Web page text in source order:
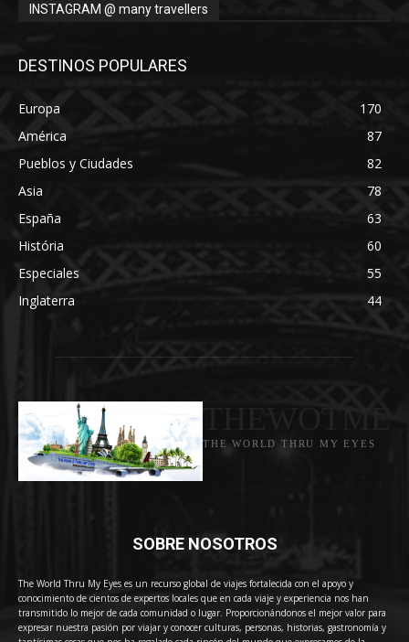
INSTAGRAM @ many travellers
DESTINOS POPULARES
Europa
170
América
87
Pueblos y Ciudades
82
Asia
78
España
63
História
60
Especiales
55
Inglaterra
44
THE WORLD THRU MY EYES
SOBRE NOSOTROS
The World Thru My Eyes es un recurso global de viajes fortalecida con el apoyo y
conocimiento de cientos de expertos locales que en cada viaje y experiencia nos han
transmitido lo mejor de cada comunidad o lugar. Proporcionándonos el mejor valor para
expresar nuestra pasión por viajar y conocer culturas, personas, historias, gastronomía y